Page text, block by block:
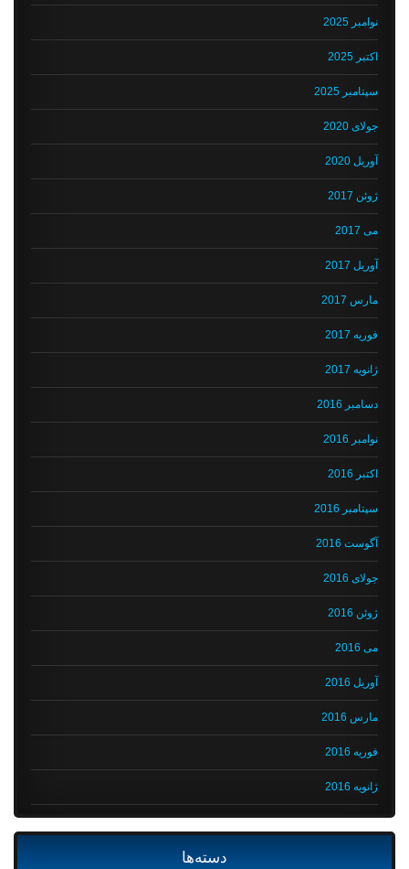
نوامبر 2025
اکتبر 2025
سپتامبر 2025
جولای 2020
آوریل 2020
ژوئن 2017
می 2017
آوریل 2017
مارس 2017
فوریه 2017
ژانویه 2017
دسامبر 2016
نوامبر 2016
اکتبر 2016
سپتامبر 2016
آگوست 2016
جولای 2016
ژوئن 2016
می 2016
آوریل 2016
مارس 2016
فوریه 2016
ژانویه 2016
دسته‌ها